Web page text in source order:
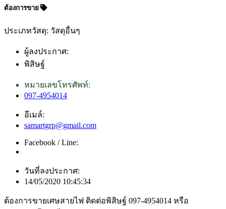
ต้องการขาย
ประเภทวัสดุ: วัสดุอื่นๆ
ผู้ลงประกาศ:
พิสิษฐ์
หมายเลขโทรศัพท์:
097-4954014
อีเมล์:
samartgrp@gmail.com
Facebook / Line:
วันที่ลงประกาศ:
14/05/2020 10:45:34
ต้องการขายเศษสายไฟ ติดต่อพิสิษฐ์ 097-4954014 หรือ